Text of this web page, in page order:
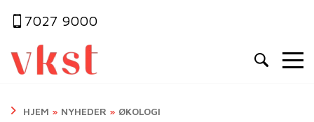
7027 9000
HJEM » NYHEDER » ØKOLOGI